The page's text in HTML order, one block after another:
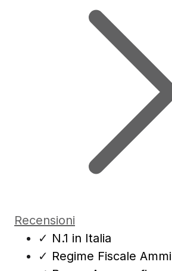
Recensioni
✓ N.1 in Italia
✓ Regime Fiscale